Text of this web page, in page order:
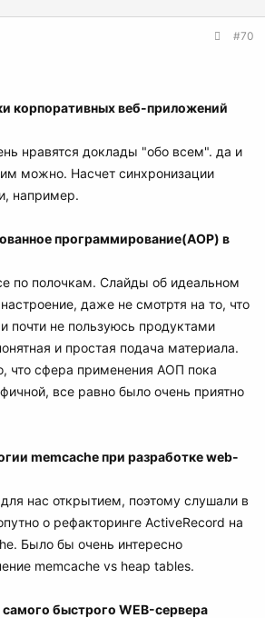
#70
корпоративных веб-приложений
нравятся доклады "обо всем". да и
можно. Насчет синхронизации
например.
программирование(AOP) в
по полочкам. Слайды об идеальном
даже не смотртя на то, что
почти не пользуюсь продуктами
и простая подача материала.
что сфера применения АОП пока
все равно было очень приятно
memcache при разработке web-
нас открытием, поэтому слушали в
о рефакторинге ActiveRecord на
Было бы очень интересно
memcache vs heap tables.
быстрого WEB-сервера